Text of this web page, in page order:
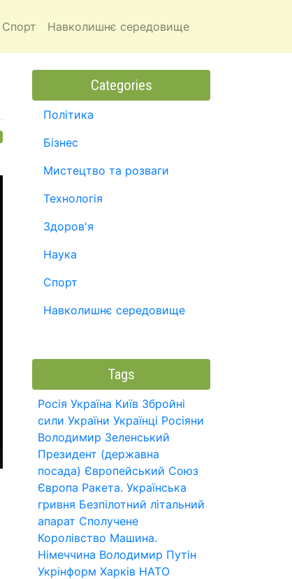
Спорт Навколишнє середовище
Categories
Політика
Бізнес
Мистецтво та розваги
Технологія
Здоров'я
Наука
Спорт
Навколишнє середовище
Tags
Росія Україна Київ Збройні
сили України Українці Росіяни
Володимир Зеленський
Президент (державна
посада) Європейський Союз
Європа Ракета. Українська
гривня Безпілотний літальний
апарат Сполучене
Королівство Машина.
Німеччина Володимир Путін
Укрінформ Харків НАТО